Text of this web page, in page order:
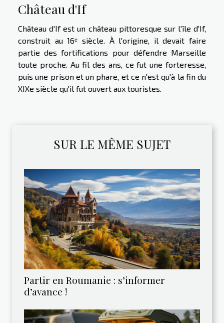
Château d'If
Château d'If est un château pittoresque sur l'île d'If,
construit au 16ᵉ siècle. À l'origine, il devait faire
partie des fortifications pour défendre Marseille
toute proche. Au fil des ans, ce fut une forteresse,
puis une prison et un phare, et ce n'est qu'à la fin du
XIXe siècle qu'il fut ouvert aux touristes.
SUR LE MÊME SUJET
Partir en Roumanie : s’informer
d’avance !